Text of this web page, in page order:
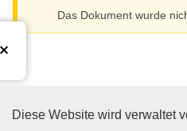
Das Dokument wurde
Amt für
Diese Website wird verwaltet